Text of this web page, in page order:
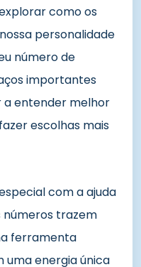
como os
personalidade
número de
importantes
a entender melhor
escolhas mais
com a ajuda
números trazem
ferramenta
uma energia única